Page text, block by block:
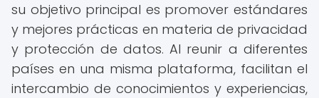
su objetivo principal es promover estándares
y mejores prácticas en materia de privacidad
y protección de datos. Al reunir a diferentes
países en una misma plataforma, facilitan el
intercambio de conocimientos y experiencias,